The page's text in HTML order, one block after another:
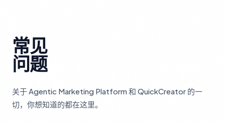
常见
问题
关于 Agentic Marketing Platform 和 QuickCreator 的一
切，你想知道的都在这里。